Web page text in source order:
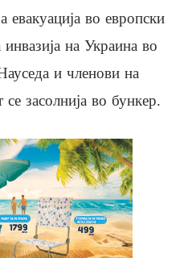
евакуација во европски
на Украина во
и членови на
засолнија во бункер.